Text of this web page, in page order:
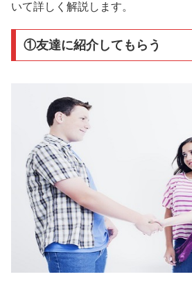
いて詳しく解説します。
①友達に紹介してもらう